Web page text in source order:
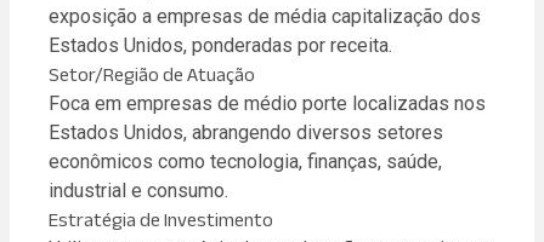
exposição a empresas de média capitalização dos
Estados Unidos, ponderadas por receita.
Setor/Região de Atuação
Foca em empresas de médio porte localizadas nos
Estados Unidos, abrangendo diversos setores
econômicos como tecnologia, finanças, saúde,
industrial e consumo.
Estratégia de Investimento